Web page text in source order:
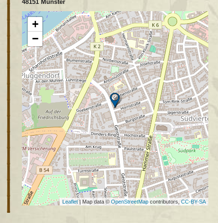
48151 Münster
+
−
Leaflet| Map data © OpenStreetMap contributors,CC-BY-SA